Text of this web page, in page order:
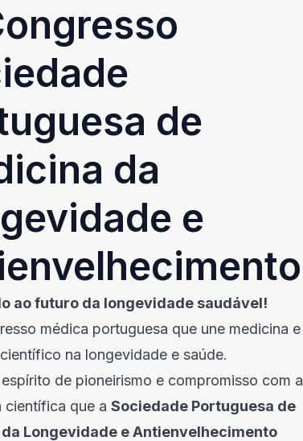
de
da
e
ao futuro da longevidade saudável!
médica portuguesa que une medicina e
na longevidade e saúde.
de pioneirismo e compromisso com a
científica que a Sociedade Portuguesa de
Longevidade e Antienvelhecimento